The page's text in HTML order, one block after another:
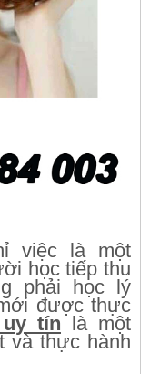
việc là một
học tiếp thu
phải học lý
được thực
tín là một
và thực hành